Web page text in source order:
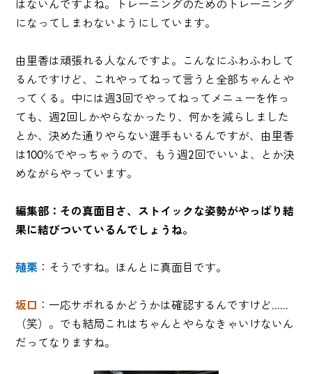
はないんですよね。トレーニングのためのトレーニング
になってしまわないようにしています。
由里香は頑張れる人なんですよ。こんなにふわふわして
るんですけど、これやってねって言うと全部ちゃんとや
ってくる。中には週3回でやってねってメニューを作っ
ても、週2回しかやらなかったり、何かを減らしました
とか、決めた通りやらない選手もいるんですが、由里香
は100％でやっちゃうので、もう週2回でいいよ、とか決
めながらやっています。
編集部：その真面目さ、ストイックな姿勢がやっぱり結
果に結びついているんでしょうね。
殖栗 ：そうですね。ほんとに真面目です。
坂口 ：一応サボれるかどうかは確認するんですけど......
（笑）。でも結局これはちゃんとやらなきゃいけないん
だってなりますね。